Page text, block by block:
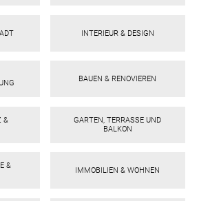
INTERIEUR & DESIGN
BAUEN & RENOVIEREN
&
GARTEN, TERRASSE UND
BALKON
&
IMMOBILIEN & WOHNEN